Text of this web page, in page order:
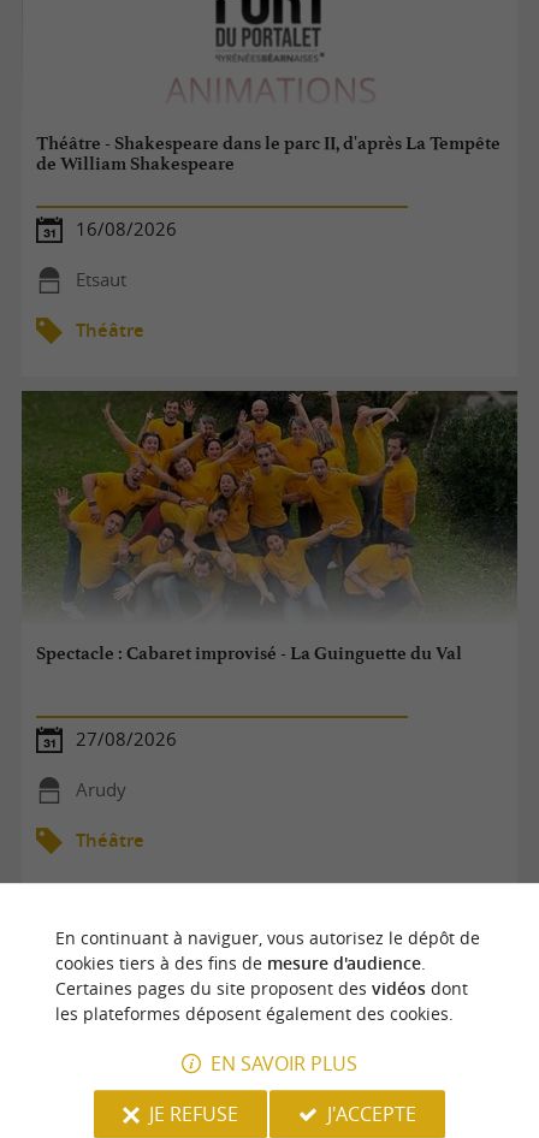
Théâtre - Shakespeare dans le parc II, d'après La Tempête
de William Shakespeare
16/08/2026
Etsaut
Théâtre
Spectacle : Cabaret improvisé - La Guinguette du Val
27/08/2026
Arudy
Théâtre
En continuant à naviguer, vous autorisez le dépôt de
cookies tiers à des fins de mesure d'audience.
Certaines pages du site proposent des vidéosdont
les plateformes déposent également des cookies.
EN SAVOIR PLUS
JE REFUSE
J'ACCEPTE